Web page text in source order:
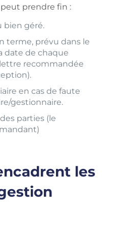
prendre fin :
bien géré.
terme, prévu dans le
date de chaque
recommandée
en cas de faute
gestionnaire.
parties (le
les